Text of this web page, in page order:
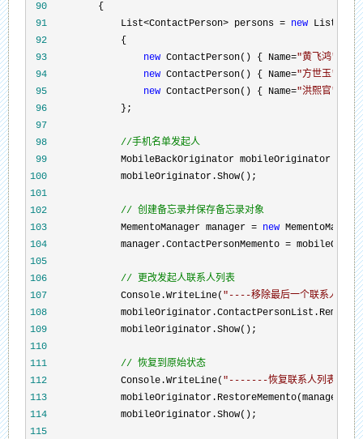
90
91
             List<ContactPerson> persons =
new
92
93
new ContactPerson() { Name="黄飞鸿"
,
94
new ContactPerson() { Name="方世玉"
,
95
new ContactPerson() { Name="洪熙官"
,
96
97
98
//手机名单发起人
99
             MobileBackOriginator mobileOriginator =
100
101
102
// 创建备忘录并保存备忘录对象
103
             MementoManager manager =
new
104
             manager.ContactPersonMemento =
105
106
// 更改发起人联系人列表
107
             Console.WriteLine(
" ----移除最后一个联系人
108
109
110
111
// 恢复到原始状态
112
             Console.WriteLine(
" -------恢复联系人列表
113
114
115